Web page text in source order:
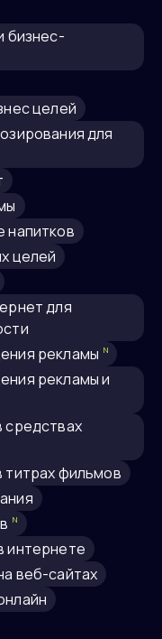
целей
напитков
целей
рекламы N
титрах фильмов
N
интернете
веб-сайтах